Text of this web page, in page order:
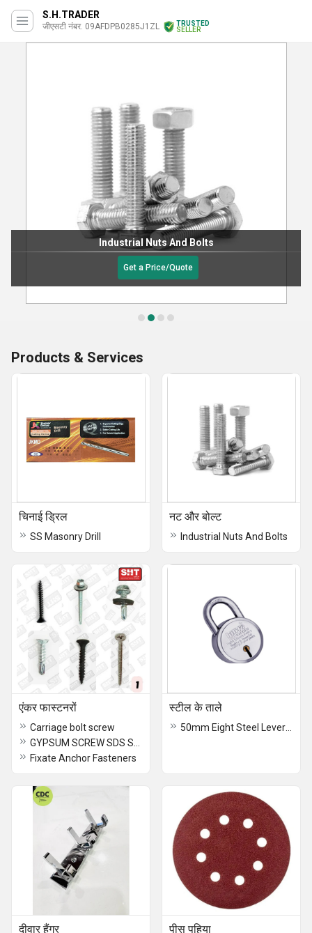
S.H.TRADER
जीएसटी नंबर. 09AFDPB0285J1ZL
TRUSTED
SELLER
Industrial Nuts And Bolts
Get a Price/Quote
Products & Services
चिनाई ड्रिल
SS Masonry Drill
नट और बोल्ट
Industrial Nuts And Bolts
एंकर फास्टनरों
Carriage bolt screw
Fixate Anchor Fasteners
स्टील के ताले
दीवार हैंगर पीस पहिया